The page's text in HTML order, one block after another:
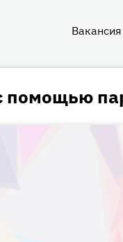
Вакансия
помощью